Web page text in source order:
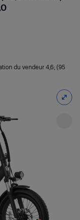
du vendeur 4,6; (95